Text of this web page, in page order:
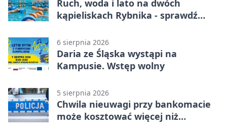
Ruch, woda i lato na dwóch
kąpieliskach Rybnika - sprawdź
6 sierpnia 2026
Daria ze Śląska wystąpi na
Kampusie. Wstęp wolny
5 sierpnia 2026
Chwila nieuwagi przy bankomacie
może kosztować więcej niż